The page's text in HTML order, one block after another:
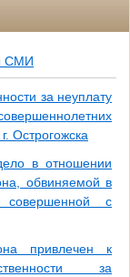
СМИ
за неуплату
Острогожска
в отношении
обвиняемой в
совершенной с
привлечен к
за